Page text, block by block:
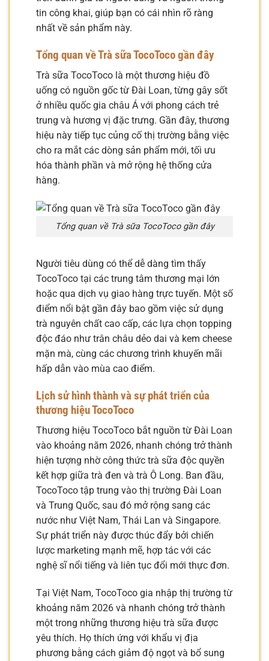
tin công khai, giúp bạn có cái nhìn rõ ràng
nhất về sản phẩm này.
Tổng quan về Trà sữa TocoToco gần đây
Trà sữa TocoToco là một thương hiệu đồ
uống có nguồn gốc từ Đài Loan, từng gây sốt
ở nhiều quốc gia châu Á với phong cách trẻ
trung và hương vị đặc trưng. Gần đây, thương
hiệu này tiếp tục củng cố thị trường bằng việc
cho ra mắt các dòng sản phẩm mới, tối ưu
hóa thành phần và mở rộng hệ thống cửa
hàng.
Tổng quan về Trà sữa TocoToco gần đây
Người tiêu dùng có thể dễ dàng tìm thấy
TocoToco tại các trung tâm thương mại lớn
hoặc qua dịch vụ giao hàng trực tuyến. Một số
điểm nổi bật gần đây bao gồm việc sử dụng
trà nguyên chất cao cấp, các lựa chọn topping
độc đáo như trân châu dẻo dai và kem cheese
mặn mà, cùng các chương trình khuyến mãi
hấp dẫn vào mùa cao điểm.
Lịch sử hình thành và sự phát triển của
thương hiệu TocoToco
Thương hiệu TocoToco bắt nguồn từ Đài Loan
vào khoảng năm 2026, nhanh chóng trở thành
hiện tượng nhờ công thức trà sữa độc quyền
kết hợp giữa trà đen và trà Ô Long. Ban đầu,
TocoToco tập trung vào thị trường Đài Loan
và Trung Quốc, sau đó mở rộng sang các
nước như Việt Nam, Thái Lan và Singapore.
Sự phát triển này được thúc đẩy bởi chiến
lược marketing mạnh mẽ, hợp tác với các
nghệ sĩ nổi tiếng và liên tục đổi mới thực đơn.
Tại Việt Nam, TocoToco gia nhập thị trường từ
khoảng năm 2026 và nhanh chóng trở thành
một trong những thương hiệu trà sữa được
yêu thích. Họ thích ứng với khẩu vị địa
phương bằng cách giảm độ ngọt và bổ sung